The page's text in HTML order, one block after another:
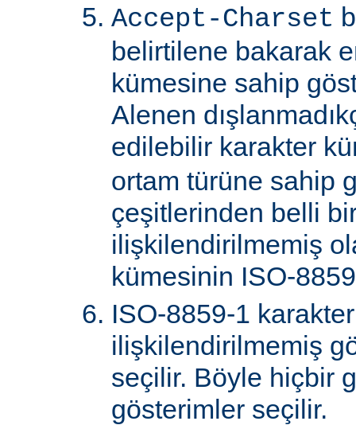
Accept-Charset
belirtilene bakarak
kümesine sahip
Alenen
edilebilir karakter
ortam türüne sahip
çeşitlerinden belli
ilişkilendirilmemiş
kümesinin ISO-
ISO-8859-1
ilişkilendirilmemiş
seçilir. Böyle hiçbir
gösterimler seçilir.